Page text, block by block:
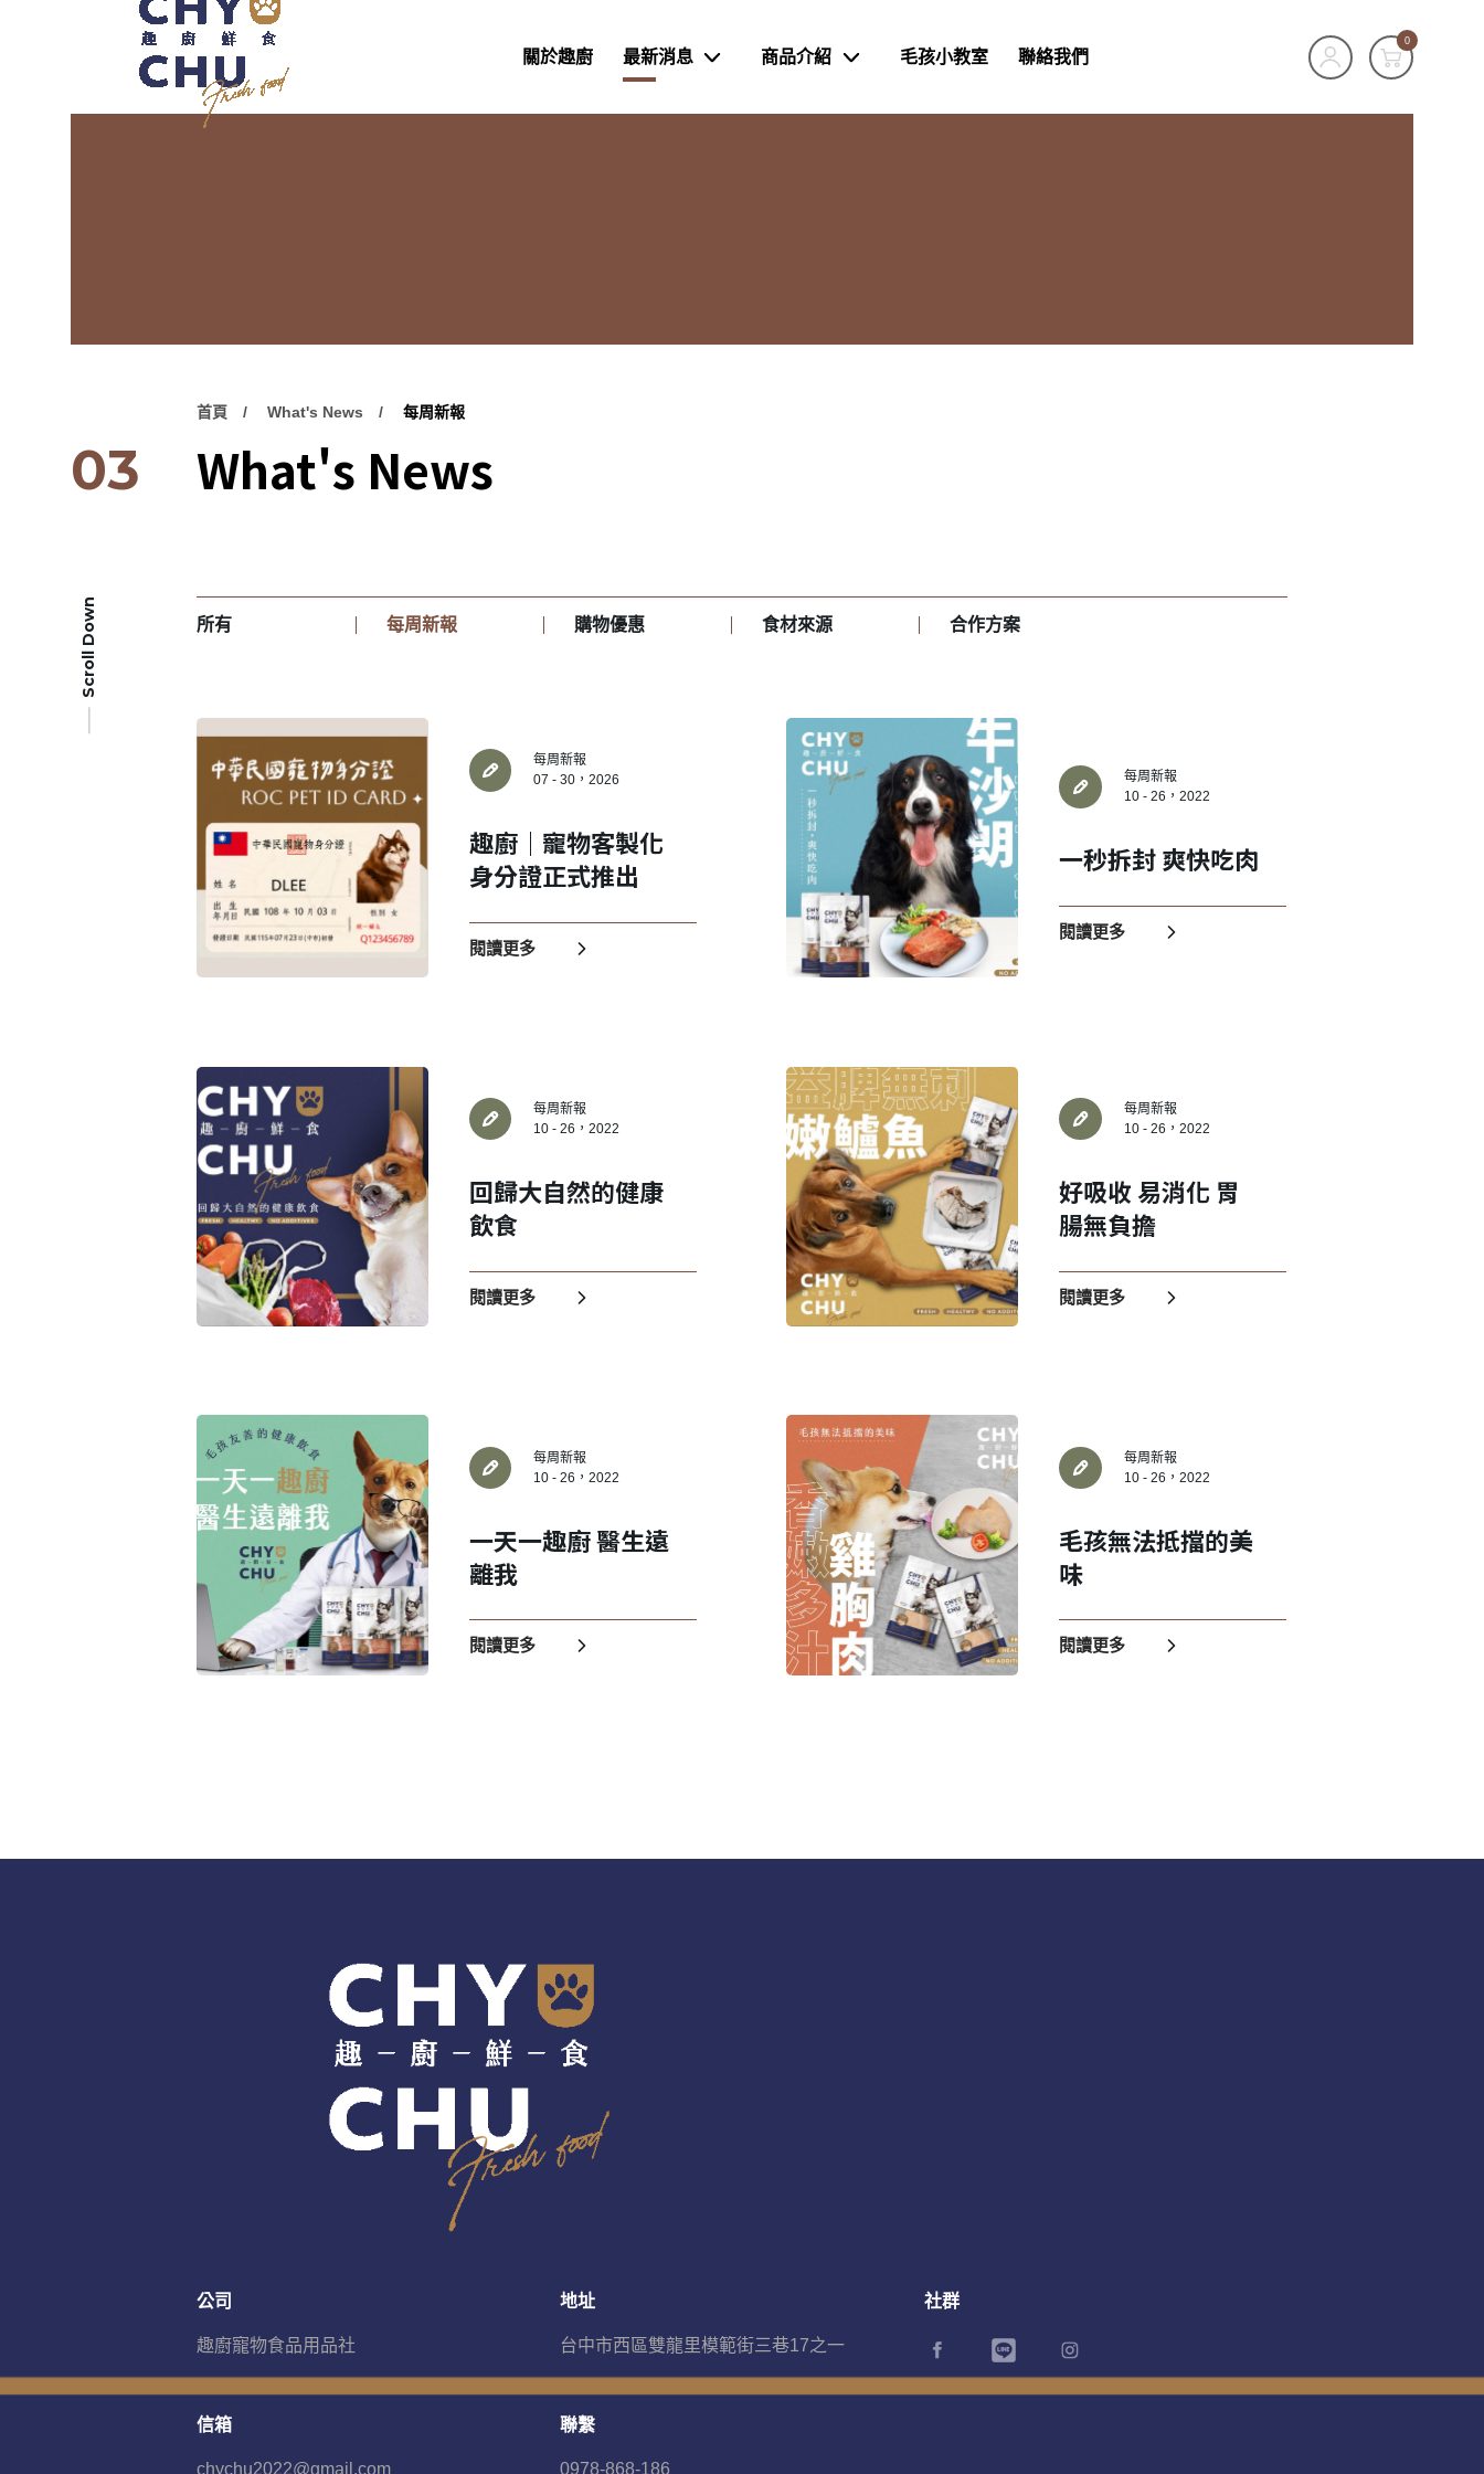
0
關於趣廚 最新消息 商品介紹 毛孩小教室 聯絡我們
✕
會員登入
登 入
忘記密碼？
建立專屬帳號
只要再完成幾個步驟，即可完成帳號的註冊程序，
我 要 註 冊
03
首頁 What's News 每周新報
What's News
Scroll Down 所有 每周新報 購物優惠 食材來源 合作方案
每周新報
07 - 30，2026
趣廚｜寵物客製化
身分證正式推出
閱讀更多
每周新報
10 - 26，2022
一秒拆封 爽快吃肉
閱讀更多
每周新報
10 - 26，2022
回歸大自然的健康
飲食
閱讀更多
每周新報
10 - 26，2022
好吸收 易消化 胃
腸無負擔
閱讀更多
每周新報
10 - 26，2022
一天一趣廚 醫生遠
離我
閱讀更多
每周新報
10 - 26，2022
毛孩無法抵擋的美
味
閱讀更多
公司
趣廚寵物食品用品社
地址
台中市西區雙龍里模範街三巷17之一
社群
信箱
chychu2022@gmail.com
聯繫
0978-868-186